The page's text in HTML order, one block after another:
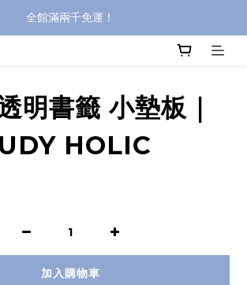
全館滿兩千免運！
全館滿兩千免運！
明書籤 小墊板｜
HOLIC
加入購物車